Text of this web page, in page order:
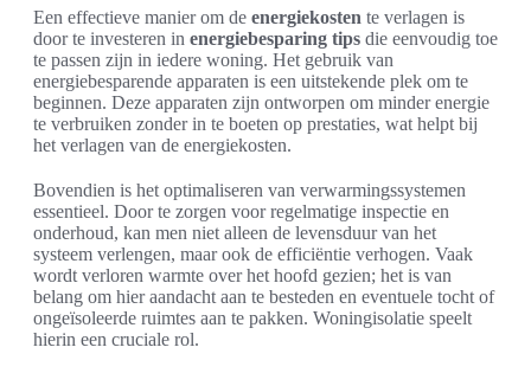
Een effectieve manier om de energiekosten te verlagen is
door te investeren in energiebesparing tips die eenvoudig toe
te passen zijn in iedere woning. Het gebruik van
energiebesparende apparaten is een uitstekende plek om te
beginnen. Deze apparaten zijn ontworpen om minder energie
te verbruiken zonder in te boeten op prestaties, wat helpt bij
het verlagen van de energiekosten.
Bovendien is het optimaliseren van verwarmingssystemen
essentieel. Door te zorgen voor regelmatige inspectie en
onderhoud, kan men niet alleen de levensduur van het
systeem verlengen, maar ook de efficiëntie verhogen. Vaak
wordt verloren warmte over het hoofd gezien; het is van
belang om hier aandacht aan te besteden en eventuele tocht of
ongeïsoleerde ruimtes aan te pakken. Woningisolatie speelt
hierin een cruciale rol.